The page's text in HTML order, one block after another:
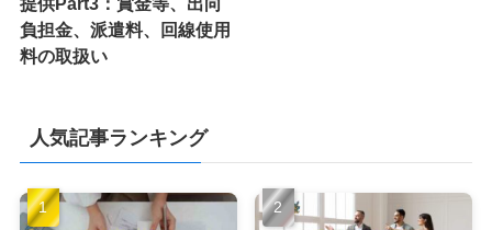
負担金、派遣料、回線使用
料の取扱い
人気記事ランキング